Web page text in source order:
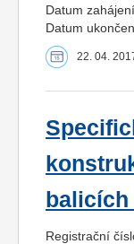
Datum
Datum
22. 04.
Registrační